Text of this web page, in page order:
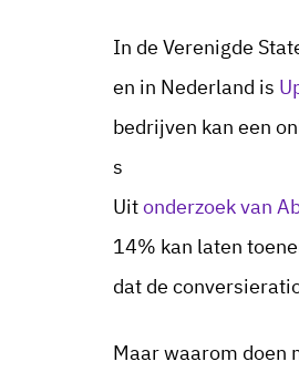
In de Verenigde
en in Nederland is
bedrijven kan een
s
Uitonderzoek van
14% kan laten
dat de
Maar waarom doen